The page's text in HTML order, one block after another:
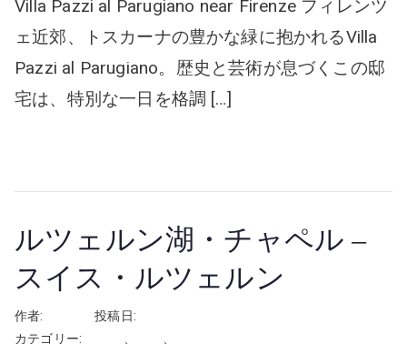
Villa Pazzi al Parugiano near Firenze フィレンツ
ェ近郊、トスカーナの豊かな緑に抱かれるVilla
Pazzi al Parugiano。歴史と芸術が息づくこの邸
宅は、特別な一日を格調 […]
ルツェルン湖・チャペル –
スイス・ルツェルン
作者: rhayashi投稿日:
カテゴリー:
、 、